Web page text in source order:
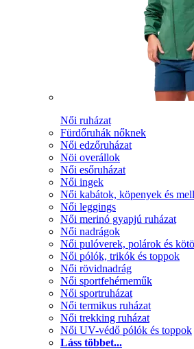
Női ruházat
Fürdőruhák nőknek
Női edzőruházat
Nöi overállok
Női esőruházat
Női ingek
Női kabátok, köpenyek és
Női leggings
Női merinó gyapjú ruházat
Női nadrágok
Női pulóverek, polárok és
Női pólók, trikók és toppok
Női rövidnadrág
Női sportfehérneműk
Női sportruházat
Női termikus ruházat
Női trekking ruházat
Női UV-védő pólók és toppok
Láss többet...